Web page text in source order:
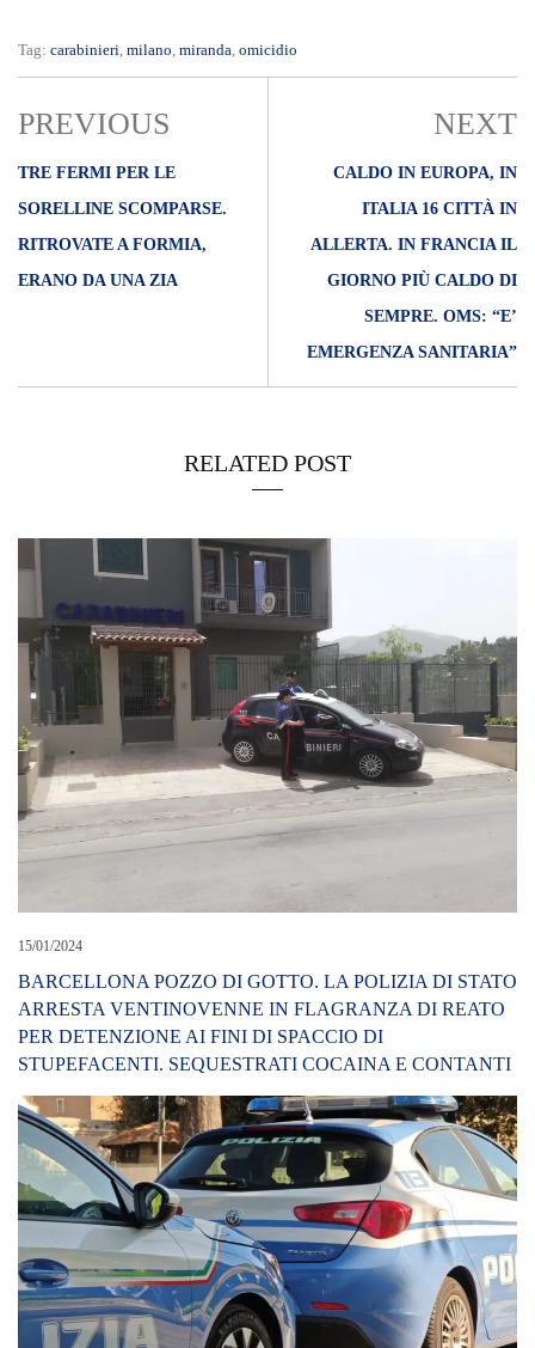
Tag: carabinieri milano miranda omicidio
PREVIOUS
TRE FERMI PER LE
SORELLINE SCOMPARSE.
RITROVATE A FORMIA,
ERANO DA UNA ZIA
NEXT
CALDO IN EUROPA, IN
ITALIA 16 CITTÀ IN
ALLERTA. IN FRANCIA IL
GIORNO PIÙ CALDO DI
SEMPRE. OMS: “E’
EMERGENZA SANITARIA”
RELATED POST
15/01/2024
BARCELLONA POZZO DI GOTTO. LA POLIZIA DI STATO
ARRESTA VENTINOVENNE IN FLAGRANZA DI REATO
PER DETENZIONE AI FINI DI SPACCIO DI
STUPEFACENTI. SEQUESTRATI COCAINA E CONTANTI